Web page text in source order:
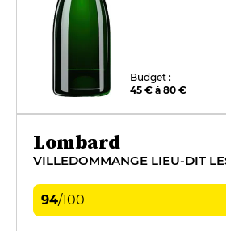
Budget :
45 € à 80 €
Lombard
VILLEDOMMANGE LIEU-DIT
94/100